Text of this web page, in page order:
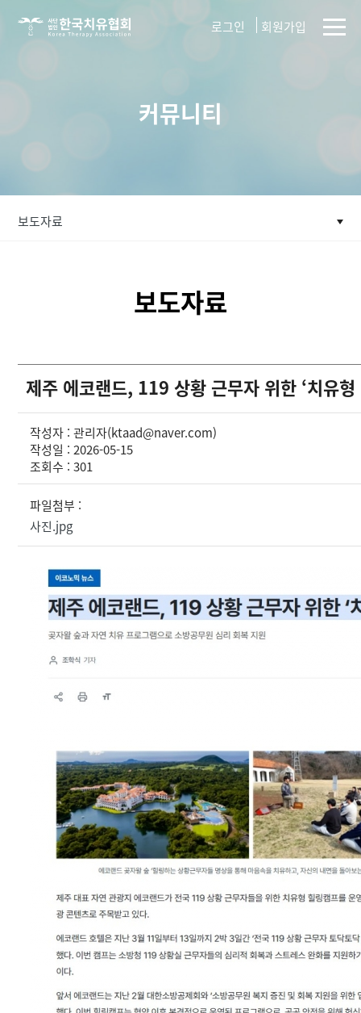
사단법인
로그인 회원가입
커뮤니티
보도자료
보도자료
제주 에코랜드, 119 상황 근무자 위한 ‘치유형
작성자 : 관리자(ktaad@naver.com)
작성일 : 2026-05-15
조회수 : 301
파일첨부 :
사진.jpg